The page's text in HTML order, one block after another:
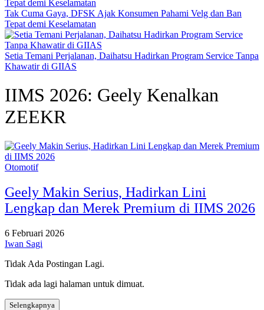
Tak Cuma Gaya, DFSK Ajak Konsumen Pahami Velg dan Ban
Tepat demi Keselamatan
Setia Temani Perjalanan, Daihatsu Hadirkan Program Service Tanpa
Khawatir di GIIAS
IIMS 2026: Geely Kenalkan
ZEEKR
Otomotif
Geely Makin Serius, Hadirkan Lini
Lengkap dan Merek Premium di IIMS 2026
6 Februari 2026
Iwan Sagi
Tidak Ada Postingan Lagi.
Tidak ada lagi halaman untuk dimuat.
Selengkapnya